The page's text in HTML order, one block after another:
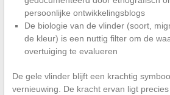
persoonlijke ontwikkelingsblogs
De biologie van de vlinder (soort,
de kleur) is een nuttig filter om de
overtuiging te evalueren
De gele vlinder blijft een krachtig
vernieuwing. De kracht ervan ligt